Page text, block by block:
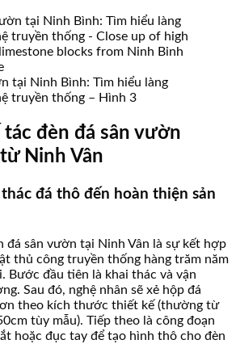
tại Ninh Bình: Tìm hiểu làng
truyền thống – Hình 3
đèn đá sân vườn
Ninh Vân
đá thô đến hoàn thiện sản
đá sân vườn tại Ninh Vân là sự kết hợp
thủ công truyền thống hàng trăm năm
Bước đầu tiên là khai thác và vận
Sau đó, nghệ nhân sẽ xẻ hộp đá
theo kích thước thiết kế (thường từ
tùy mẫu). Tiếp theo là công đoạn
hoặc đục tay để tạo hình thô cho đèn